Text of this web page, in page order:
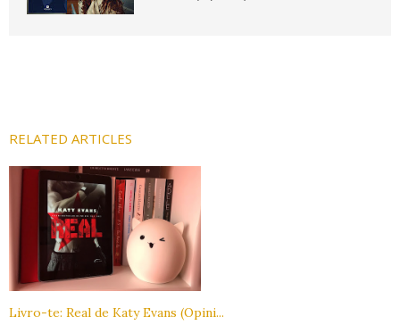
RELATED ARTICLES
Livro-te: Real de Katy Evans (Opini...